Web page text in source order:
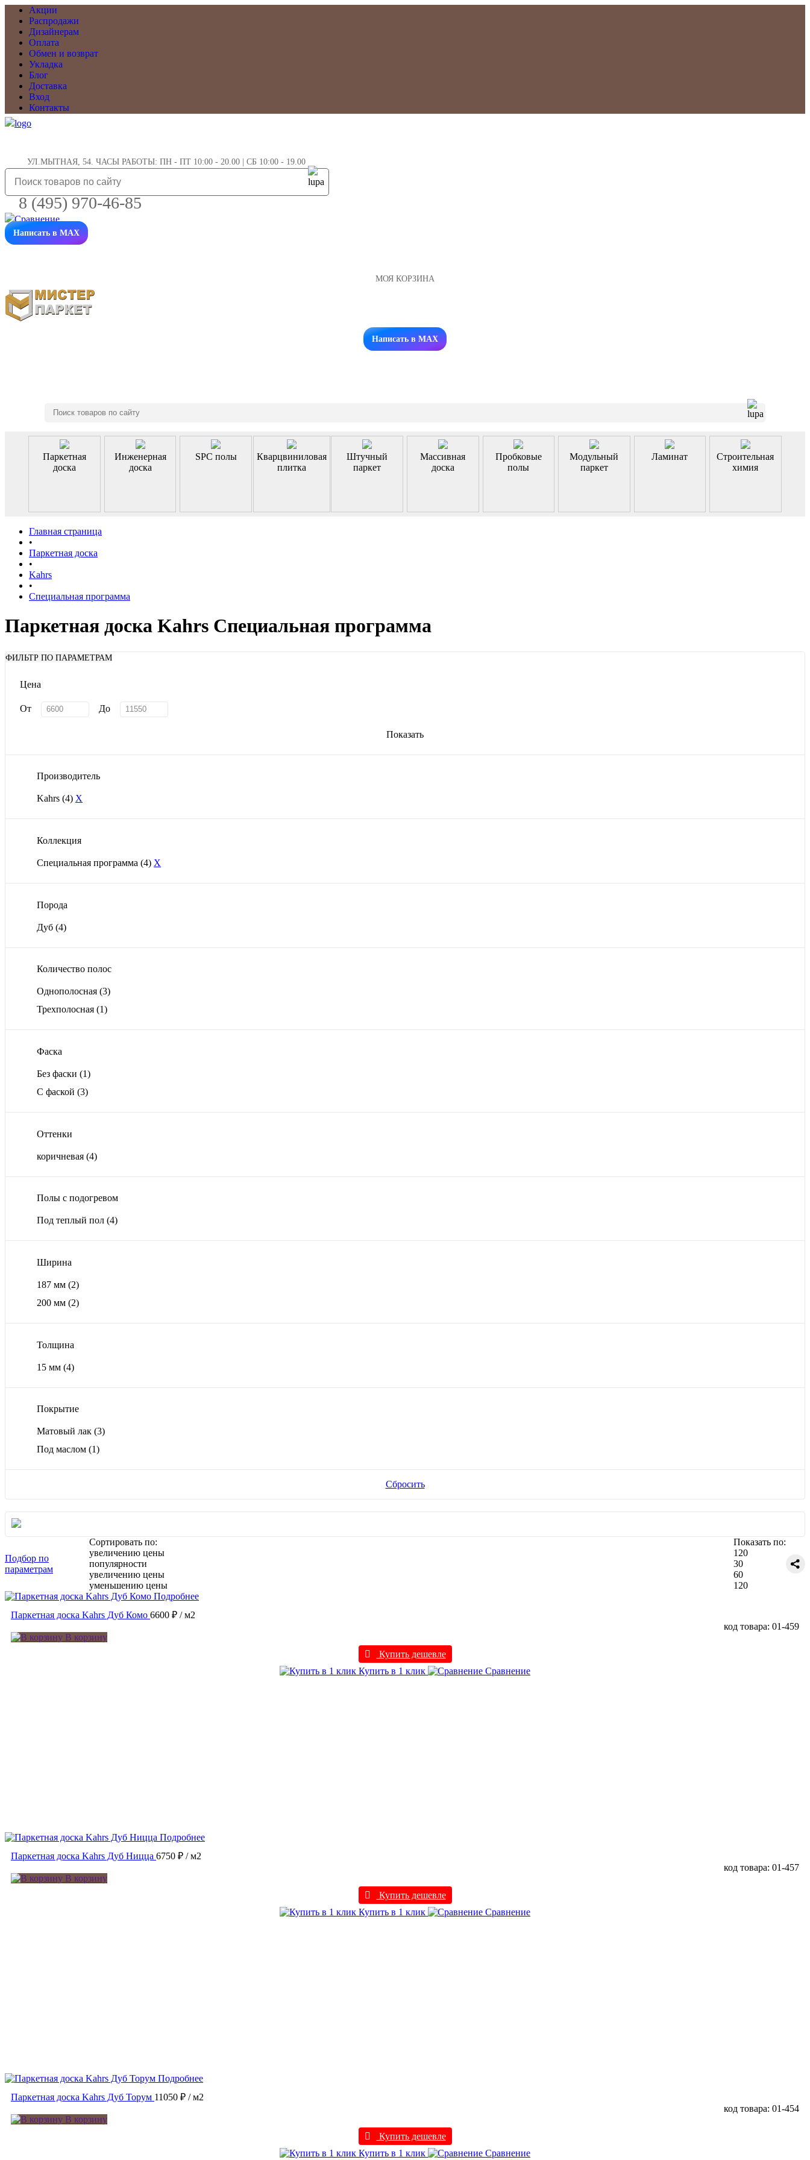
Акции
Распродажи
Дизайнерам
Оплата
Обмен и возврат
Укладка
Блог
Доставка
Вход
Контакты
УЛ.МЫТНАЯ, 54. ЧАСЫ РАБОТЫ: ПН - ПТ 10:00 - 20.00 | СБ 10:00 - 19.00
8 (495) 970-46-85
Написать в MAX
МОЯ КОРЗИНА
Заказать звонок
Написать в MAX
Паркетная
доска
Инженерная
доска
SPC полы
Кварцвиниловая
плитка
Штучный
паркет
Массивная
доска
Пробковые
полы
Модульный
паркет
Ламинат
Строительная
химия
Главная страница
•
Паркетная доска
•
Kahrs
•
Специальная программа
Паркетная доска Kahrs Специальная программа
ФИЛЬТР ПО ПАРАМЕТРАМ
Цена
От До
Показать
Производитель
Kahrs (4) X
Коллекция
Специальная программа (4) X
Порода
Дуб (4)
Количество полос
Однополосная (3)
Трехполосная (1)
Фаска
Без фаски (1)
С фаской (3)
Оттенки
коричневая (4)
Полы с подогревом
Под теплый пол (4)
Ширина
187 мм (2)
200 мм (2)
Толщина
15 мм (4)
Покрытие
Матовый лак (3)
Под маслом (1)
Сбросить
Подбор по
параметрам
Сортировать по:
увеличению цены
популярности
увеличению цены
уменьшению цены
Показать по:
120
30
60
120
Подробнее
Паркетная доска Kahrs Дуб Комо 6600 ₽ / м2
код товара: 01-459
В корзину
Купить дешевле
Купить в 1 клик
Сравнение
Подробнее
Паркетная доска Kahrs Дуб Ницца 6750 ₽ / м2
код товара: 01-457
В корзину
Купить дешевле
Купить в 1 клик
Сравнение
Подробнее
Паркетная доска Kahrs Дуб Торум 11050 ₽ / м2
код товара: 01-454
В корзину
Купить дешевле
Купить в 1 клик
Сравнение